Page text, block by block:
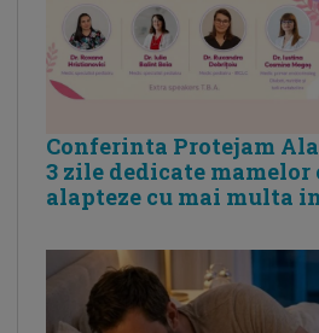
Conferinta Protejam
3 zile dedicate mamelor
alapteze cu mai multa